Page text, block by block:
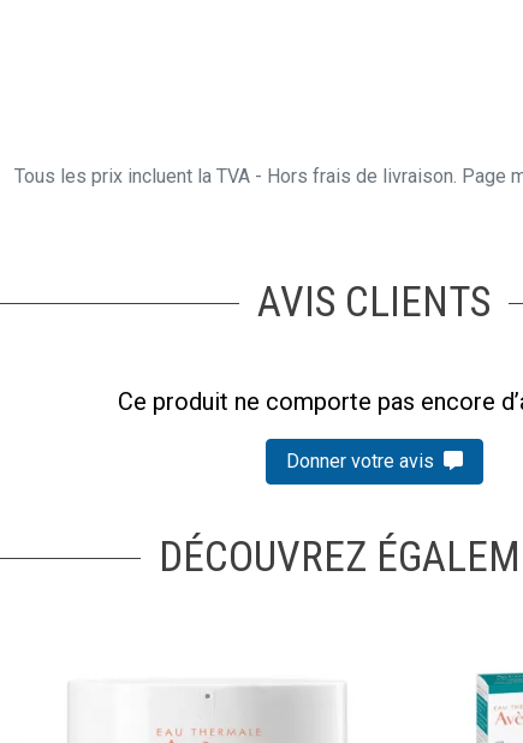
Tous les prix incluent la TVA - Hors frais de livraison. Page
AVIS CLIENTS
Ce produit ne comporte pas encore
Donner votre avis
DÉCOUVREZ